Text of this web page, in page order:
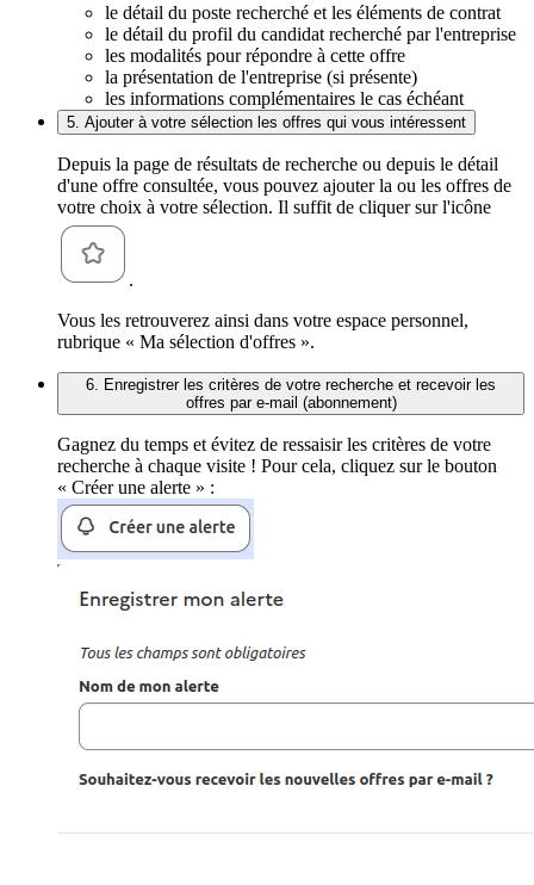
le détail du poste recherché et les éléments de contrat
le détail du profil du candidat recherché par l'entreprise
les modalités pour répondre à cette offre
la présentation de l'entreprise (si présente)
les informations complémentaires le cas échéant
5. Ajouter à votre sélection les offres qui vous intéressent
Depuis la page de résultats de recherche ou depuis le détail
d'une offre consultée, vous pouvez ajouter la ou les offres de
votre choix à votre sélection. Il suffit de cliquer sur l'icône
.
Vous les retrouverez ainsi dans votre espace personnel,
rubrique « Ma sélection d'offres ».
6. Enregistrer les critères de votre recherche et recevoir les
offres par e-mail (abonnement)
Gagnez du temps et évitez de ressaisir les critères de votre
recherche à chaque visite ! Pour cela, cliquez sur le bouton
« Créer une alerte » :